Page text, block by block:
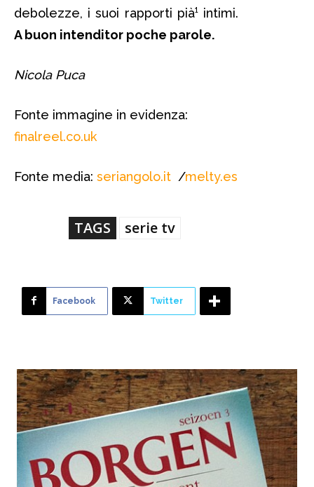
debolezze, i suoi rapporti pià¹ intimi.
A buon intenditor poche parole.
Nicola Puca
Fonte immagine in evidenza:
finalreel.co.uk
Fonte media: seriangolo.it /melty.es
TAGS serie tv
Facebook Twitter